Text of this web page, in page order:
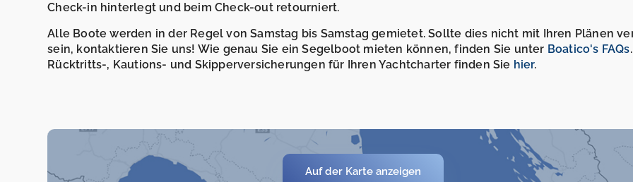
Check-in hinterlegt und beim Check-out retourniert.
Alle Boote werden in der Regel von Samstag bis Samstag gemietet. Sollte dies nicht mit Ihren Plänen
sein, kontaktieren Sie uns! Wie genau Sie ein Segelboot mieten können, finden Sie unter Boatico's FAQs
Rücktritts-, Kautions- und Skipperversicherungen für Ihren Yachtcharter finden Sie hier.
Auf der Karte anzeigen